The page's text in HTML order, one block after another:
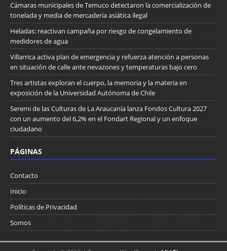
Cámaras municipales de Temuco detectaron la comercialización de
tonelada y media de mercadería asiática ilegal
Heladas: reactivan campaña por riesgo de congelamiento de
medidores de agua
Villarrica activa plan de emergencia y refuerza atención a personas
en situación de calle ante nevazones y temperaturas bajo cero
Tres artistas exploran el cuerpo, la memoria y la materia en
exposición de la Universidad Autónoma de Chile
Seremi de las Culturas de La Araucanía lanza Fondos Cultura 2027
con un aumento del 6,2% en el Fondart Regional y un enfoque
ciudadano
PÁGINAS
Contacto
Inicio
Políticas de Privacidad
Somos